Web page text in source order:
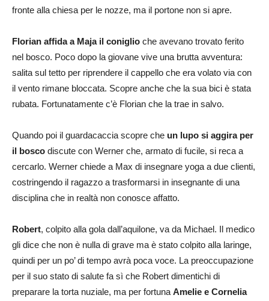
fronte alla chiesa per le nozze, ma il portone non si apre.
Florian affida a Maja il coniglio che avevano trovato ferito
nel bosco. Poco dopo la giovane vive una brutta avventura:
salita sul tetto per riprendere il cappello che era volato via con
il vento rimane bloccata. Scopre anche che la sua bici è stata
rubata. Fortunatamente c’è Florian che la trae in salvo.
Quando poi il guardacaccia scopre che un lupo si aggira per
il bosco discute con Werner che, armato di fucile, si reca a
cercarlo. Werner chiede a Max di insegnare yoga a due clienti,
costringendo il ragazzo a trasformarsi in insegnante di una
disciplina che in realtà non conosce affatto.
Robert, colpito alla gola dall’aquilone, va da Michael. Il medico
gli dice che non è nulla di grave ma è stato colpito alla laringe,
quindi per un po’ di tempo avrà poca voce. La preoccupazione
per il suo stato di salute fa sì che Robert dimentichi di
preparare la torta nuziale, ma per fortuna Amelie e Cornelia